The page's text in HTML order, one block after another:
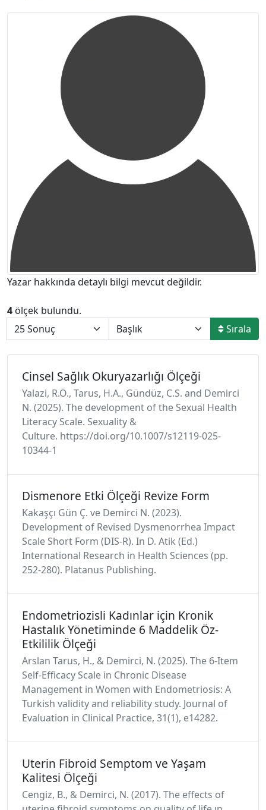
Yazar hakkında detaylı bilgi mevcut değildir.
4 ölçek bulundu.
Sırala
Cinsel Sağlık Okuryazarlığı Ölçeği
Yalazi, R.Ö., Tarus, H.A., Gündüz, C.S. and Demirci
N. (2025). The development of the Sexual Health
Literacy Scale. Sexuality &
Culture. https://doi.org/10.1007/s12119-025-
10344-1
Dismenore Etki Ölçeği Revize Form
Kakaşçı Gün Ç. ve Demirci N. (2023).
Development of Revised Dysmenorrhea Impact
Scale Short Form (DIS-R). In D. Atik (Ed.)
International Research in Health Sciences (pp.
252-280). Platanus Publishing.
Endometriozisli Kadınlar için Kronik
Hastalık Yönetiminde 6 Maddelik Öz-
Etkililik Ölçeği
Arslan Tarus, H., & Demirci, N. (2025). The 6‐Item
Self‐Efficacy Scale in Chronic Disease
Management in Women with Endometriosis: A
Turkish validity and reliability study. Journal of
Evaluation in Clinical Practice, 31(1), e14282.
Uterin Fibroid Semptom ve Yaşam
Kalitesi Ölçeği
Cengiz, B., & Demirci, N. (2017). The effects of